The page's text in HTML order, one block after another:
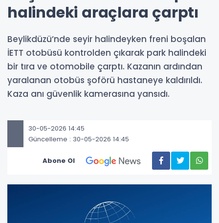
halindeki araçlara çarptı
Beylikdüzü’nde seyir halindeyken freni boşalan
İETT otobüsü kontrolden çıkarak park halindeki
bir tıra ve otomobile çarptı. Kazanın ardından
yaralanan otobüs şoförü hastaneye kaldırıldı.
Kaza anı güvenlik kamerasına yansıdı.
30-05-2026 14:45
Güncelleme : 30-05-2026 14:45
Abone Ol